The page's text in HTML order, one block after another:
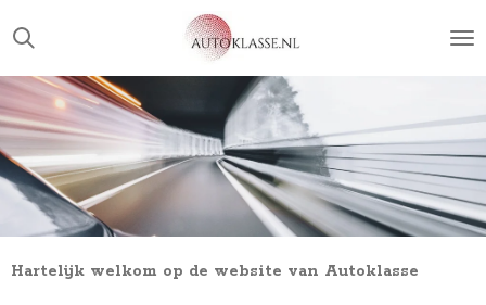
Ga
direct
naar
hoofdinhoud
Hartelijk welkom op de website van Autoklasse